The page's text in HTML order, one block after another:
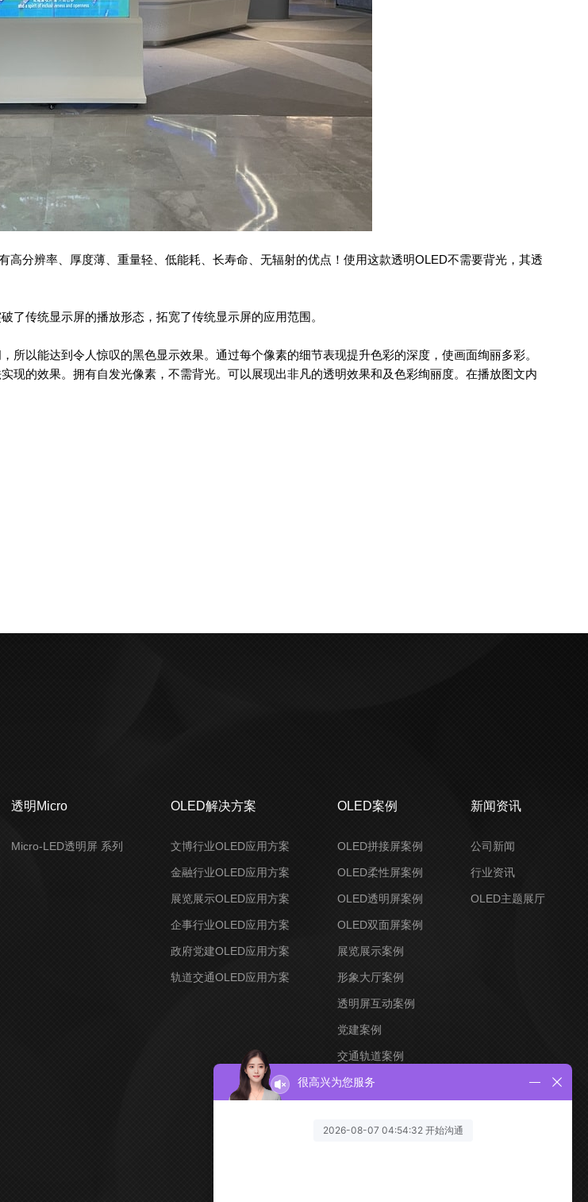
高分辨率、厚度薄、重量轻、低能耗、长寿命、无辐射的优点！使用这款透明OLED不需要背光，其透
传统显示屏的播放形态，拓宽了传统显示屏的应用范围。
以能达到令人惊叹的黑色显示效果。通过每个像素的细节表现提升色彩的深度，使画面绚丽多彩。
的效果。拥有自发光像素，不需背光。可以展现出非凡的透明效果和及色彩绚丽度。在播放图文内
透明Micro
Micro-LED透明屏 系列
OLED解决方案
文博行业OLED应用方案
金融行业OLED应用方案
展览展示OLED应用方案
企事行业OLED应用方案
政府党建OLED应用方案
轨道交通OLED应用方案
OLED案例
OLED拼接屏案例
OLED柔性屏案例
OLED透明屏案例
OLED双面屏案例
展览展示案例
形象大厅案例
透明屏互动案例
党建案例
交通轨道案例
创意定制案例
新闻资讯
公司新闻
行业资讯
OLED主题展厅